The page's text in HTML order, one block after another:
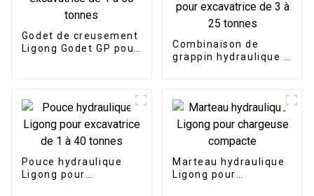
Godet de creusement
Ligong Godet GP pour
Combinaison de
grappin hydraulique à
Pouce hydraulique
Ligong pour
Marteau hydraulique
Ligong pour